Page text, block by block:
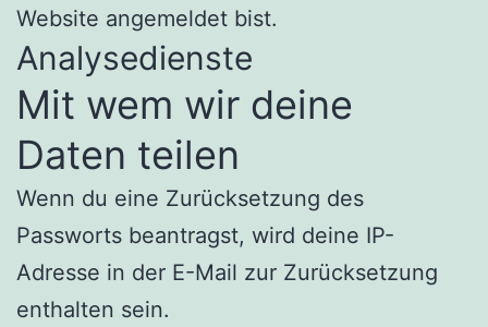
Website angemeldet bist.
Analysedienste
Mit wem wir deine
Daten teilen
Wenn du eine Zurücksetzung des
Passworts beantragst, wird deine IP-
Adresse in der E-Mail zur Zurücksetzung
enthalten sein.